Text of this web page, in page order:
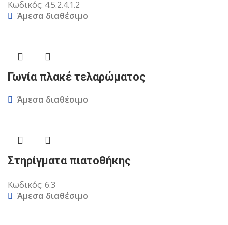
Κωδικός: 4.5.2.4.1.2
Άμεσα διαθέσιμο
Γωνία πλακέ τελαρώματος
Άμεσα διαθέσιμο
Στηρίγματα πιατοθήκης
Κωδικός: 6.3
Άμεσα διαθέσιμο